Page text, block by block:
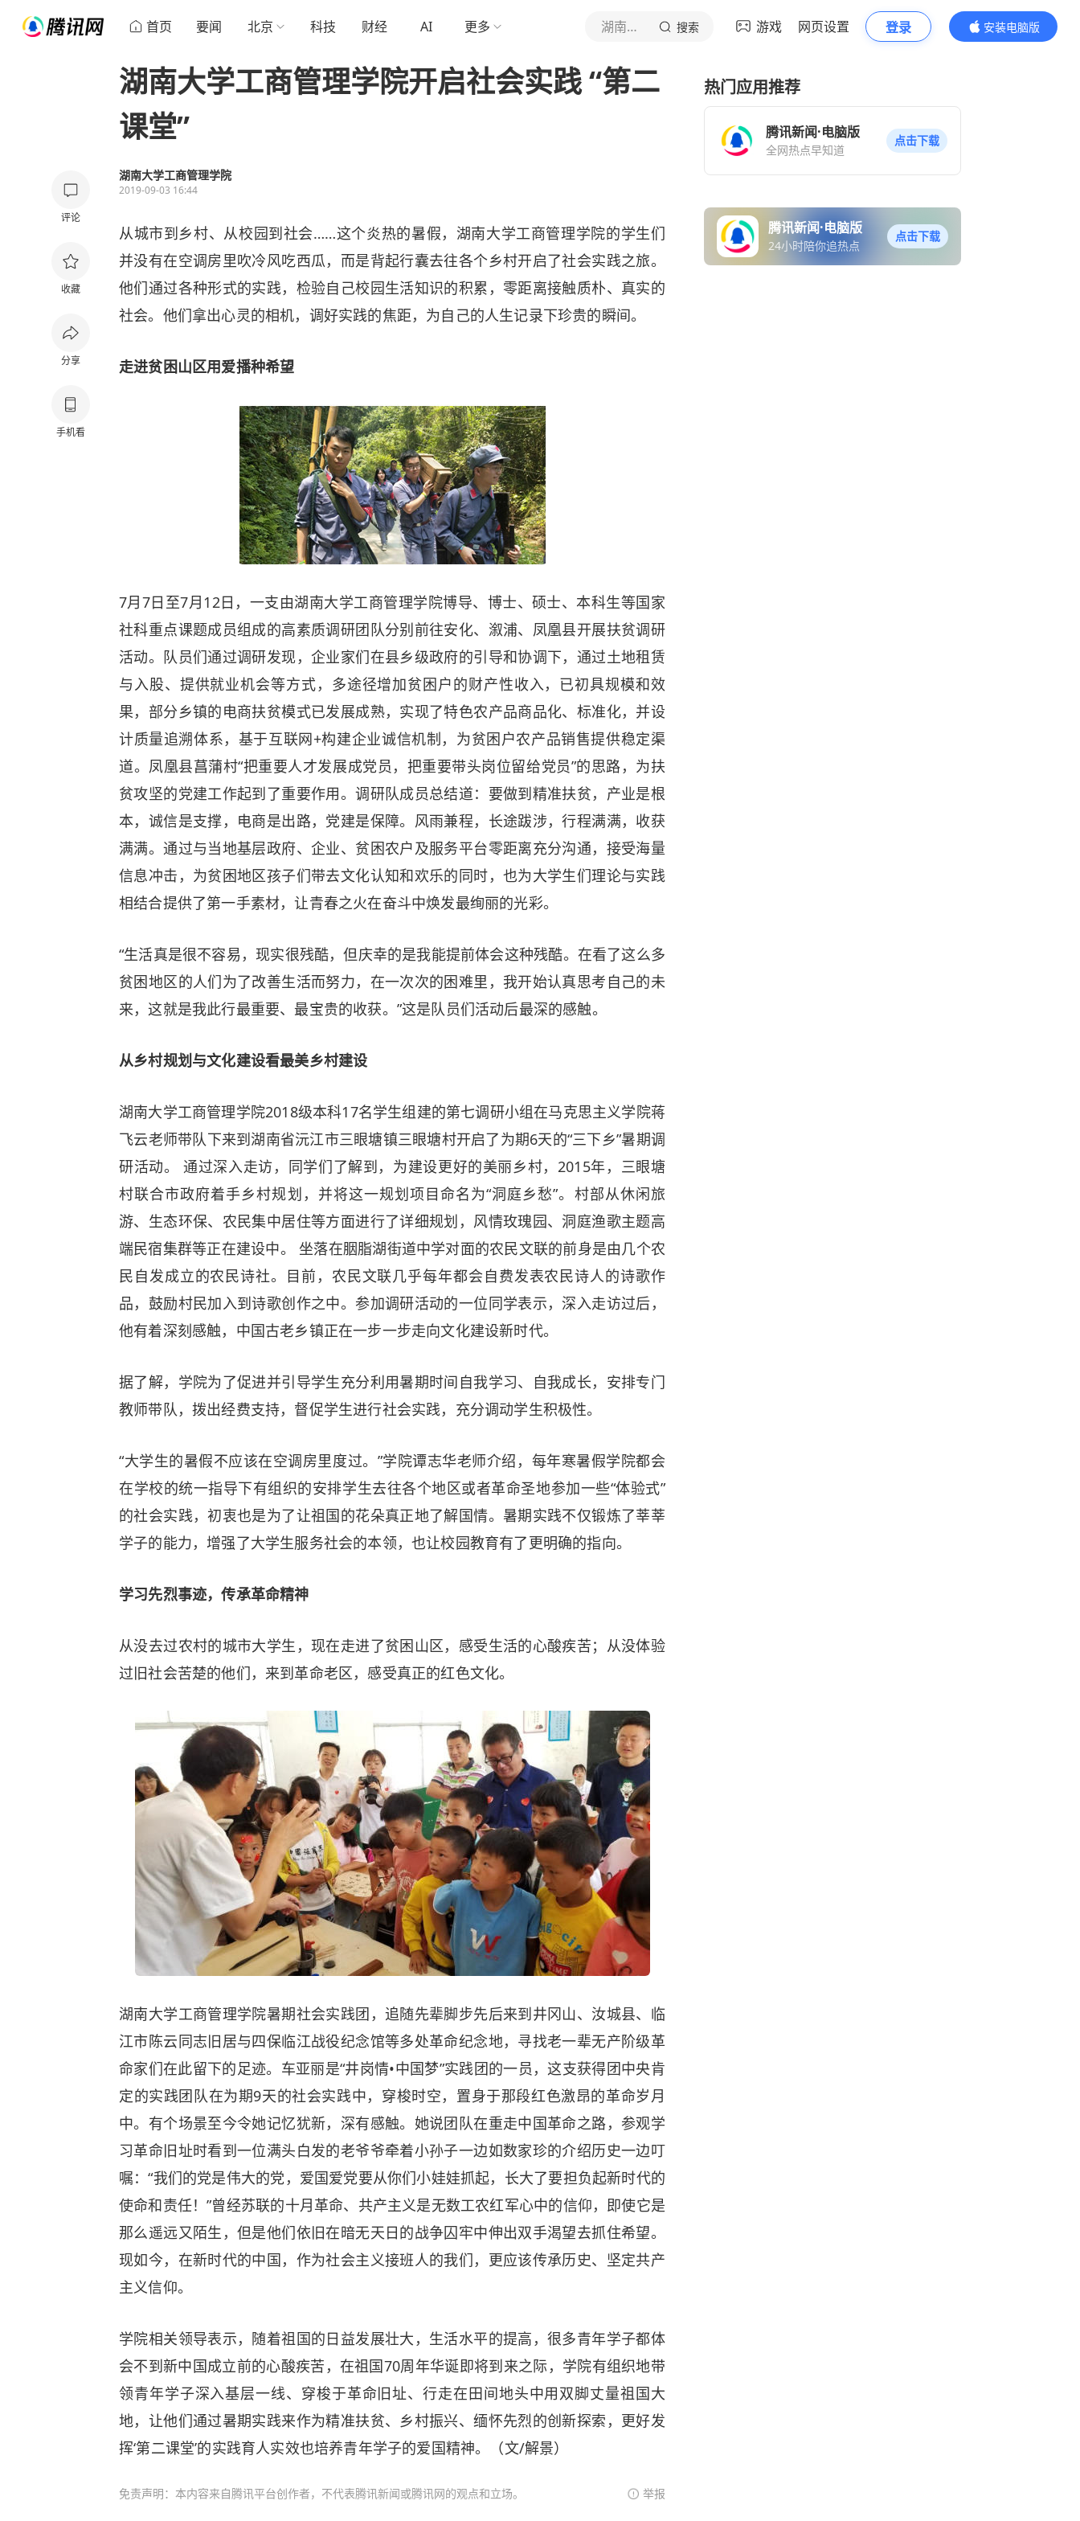
首页 要闻 北京 科技 财经 AI 更多 湖南大学工商管理学院 搜索 游戏 网页设置 登录
安装电脑版
内容更精彩
评论
收藏
分享
手机看
湖南大学工商管理学院开启社会实践 “第二
课堂”
湖南大学工商管理学院
2019-09-03 16:44
从城市到乡村、从校园到社会……这个炎热的暑假，湖南大学工商管理学院的学生们
并没有在空调房里吹冷风吃西瓜，而是背起行囊去往各个乡村开启了社会实践之旅。
他们通过各种形式的实践，检验自己校园生活知识的积累，零距离接触质朴、真实的
社会。他们拿出心灵的相机，调好实践的焦距，为自己的人生记录下珍贵的瞬间。
走进贫困山区用爱播种希望
7月7日至7月12日，一支由湖南大学工商管理学院博导、博士、硕士、本科生等国家
社科重点课题成员组成的高素质调研团队分别前往安化、溆浦、凤凰县开展扶贫调研
活动。队员们通过调研发现，企业家们在县乡级政府的引导和协调下，通过土地租赁
与入股、提供就业机会等方式，多途径增加贫困户的财产性收入，已初具规模和效
果，部分乡镇的电商扶贫模式已发展成熟，实现了特色农产品商品化、标准化，并设
计质量追溯体系，基于互联网+构建企业诚信机制，为贫困户农产品销售提供稳定渠
道。凤凰县菖蒲村“把重要人才发展成党员，把重要带头岗位留给党员”的思路，为扶
贫攻坚的党建工作起到了重要作用。调研队成员总结道：要做到精准扶贫，产业是根
本，诚信是支撑，电商是出路，党建是保障。风雨兼程，长途跋涉，行程满满，收获
满满。通过与当地基层政府、企业、贫困农户及服务平台零距离充分沟通，接受海量
信息冲击，为贫困地区孩子们带去文化认知和欢乐的同时，也为大学生们理论与实践
相结合提供了第一手素材，让青春之火在奋斗中焕发最绚丽的光彩。
“生活真是很不容易，现实很残酷，但庆幸的是我能提前体会这种残酷。在看了这么多
贫困地区的人们为了改善生活而努力，在一次次的困难里，我开始认真思考自己的未
来，这就是我此行最重要、最宝贵的收获。”这是队员们活动后最深的感触。
从乡村规划与文化建设看最美乡村建设
湖南大学工商管理学院2018级本科17名学生组建的第七调研小组在马克思主义学院蒋
飞云老师带队下来到湖南省沅江市三眼塘镇三眼塘村开启了为期6天的“三下乡”暑期调
研活动。 通过深入走访，同学们了解到，为建设更好的美丽乡村，2015年，三眼塘
村联合市政府着手乡村规划，并将这一规划项目命名为“洞庭乡愁”。村部从休闲旅
游、生态环保、农民集中居住等方面进行了详细规划，风情玫瑰园、洞庭渔歌主题高
端民宿集群等正在建设中。 坐落在胭脂湖街道中学对面的农民文联的前身是由几个农
民自发成立的农民诗社。目前，农民文联几乎每年都会自费发表农民诗人的诗歌作
品，鼓励村民加入到诗歌创作之中。参加调研活动的一位同学表示，深入走访过后，
他有着深刻感触，中国古老乡镇正在一步一步走向文化建设新时代。
据了解，学院为了促进并引导学生充分利用暑期时间自我学习、自我成长，安排专门
教师带队，拨出经费支持，督促学生进行社会实践，充分调动学生积极性。
“大学生的暑假不应该在空调房里度过。”学院谭志华老师介绍，每年寒暑假学院都会
在学校的统一指导下有组织的安排学生去往各个地区或者革命圣地参加一些“体验式”
的社会实践，初衷也是为了让祖国的花朵真正地了解国情。暑期实践不仅锻炼了莘莘
学子的能力，增强了大学生服务社会的本领，也让校园教育有了更明确的指向。
学习先烈事迹，传承革命精神
从没去过农村的城市大学生，现在走进了贫困山区，感受生活的心酸疾苦；从没体验
过旧社会苦楚的他们，来到革命老区，感受真正的红色文化。
湖南大学工商管理学院暑期社会实践团，追随先辈脚步先后来到井冈山、汝城县、临
江市陈云同志旧居与四保临江战役纪念馆等多处革命纪念地，寻找老一辈无产阶级革
命家们在此留下的足迹。车亚丽是“井岗情•中国梦”实践团的一员，这支获得团中央肯
定的实践团队在为期9天的社会实践中，穿梭时空，置身于那段红色激昂的革命岁月
中。有个场景至今令她记忆犹新，深有感触。她说团队在重走中国革命之路，参观学
习革命旧址时看到一位满头白发的老爷爷牵着小孙子一边如数家珍的介绍历史一边叮
嘱：“我们的党是伟大的党，爱国爱党要从你们小娃娃抓起，长大了要担负起新时代的
使命和责任！”曾经苏联的十月革命、共产主义是无数工农红军心中的信仰，即使它是
那么遥远又陌生，但是他们依旧在暗无天日的战争囚牢中伸出双手渴望去抓住希望。
现如今，在新时代的中国，作为社会主义接班人的我们，更应该传承历史、坚定共产
主义信仰。
学院相关领导表示，随着祖国的日益发展壮大，生活水平的提高，很多青年学子都体
会不到新中国成立前的心酸疾苦，在祖国70周年华诞即将到来之际，学院有组织地带
领青年学子深入基层一线、穿梭于革命旧址、行走在田间地头中用双脚丈量祖国大
地，让他们通过暑期实践来作为精准扶贫、乡村振兴、缅怀先烈的创新探索，更好发
挥‘第二课堂’的实践育人实效也培养青年学子的爱国精神。（文/解景）
免责声明：本内容来自腾讯平台创作者，不代表腾讯新闻或腾讯网的观点和立场。 举报
热门应用推荐
腾讯新闻·电脑版
全网热点早知道
点击下载
腾讯新闻·电脑版
24小时陪你追热点
点击下载